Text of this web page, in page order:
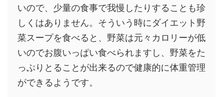
いので、少量の食事で我慢したりすることも珍
しくはありません。そういう時にダイエット野
菜スープを食べると、野菜は元々カロリーが低
いのでお腹いっぱい食べられますし、野菜をた
っぷりとることが出来るので健康的に体重管理
ができるようです。